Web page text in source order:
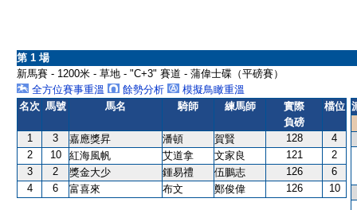
第 1 場
新馬賽 - 1200米 - 草地 - "C+3" 賽道 - 蒲偉士碟（平磅賽）
全方位賽事重溫
餘勢分析
模擬鳥瞰重溫
名次 馬號 馬名 騎師 練馬師
實際
負磅
檔位
1 3 嘉應獎昇 潘頓 賀賢 128
4
2
10 紅海風帆 艾道拿 文家良 121
2
3
2 獎金大少 鍾易禮 伍鵬志 126
6
4
6 富喜來 布文 鄭俊偉 126 10